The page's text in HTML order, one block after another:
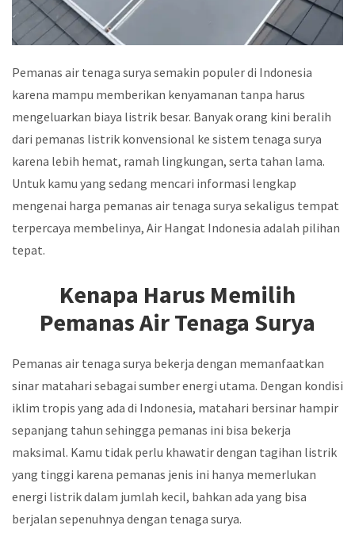
Pemanas air tenaga surya semakin populer di Indonesia
karena mampu memberikan kenyamanan tanpa harus
mengeluarkan biaya listrik besar. Banyak orang kini beralih
dari pemanas listrik konvensional ke sistem tenaga surya
karena lebih hemat, ramah lingkungan, serta tahan lama.
Untuk kamu yang sedang mencari informasi lengkap
mengenai harga pemanas air tenaga surya sekaligus tempat
terpercaya membelinya, Air Hangat Indonesia adalah pilihan
tepat.
Kenapa Harus Memilih
Pemanas Air Tenaga Surya
Pemanas air tenaga surya bekerja dengan memanfaatkan
sinar matahari sebagai sumber energi utama. Dengan kondisi
iklim tropis yang ada di Indonesia, matahari bersinar hampir
sepanjang tahun sehingga pemanas ini bisa bekerja
maksimal. Kamu tidak perlu khawatir dengan tagihan listrik
yang tinggi karena pemanas jenis ini hanya memerlukan
energi listrik dalam jumlah kecil, bahkan ada yang bisa
berjalan sepenuhnya dengan tenaga surya.